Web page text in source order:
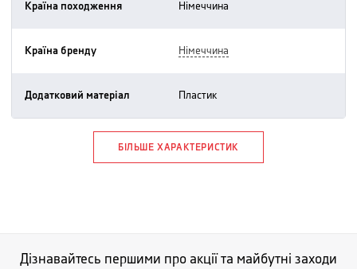
Країна походження німеччина
Країна бренду німеччина
Додатковий матеріал пластик
БІЛЬШЕ ХАРАКТЕРИСТИК
Дізнавайтесь першими про акції та майбутні заходи